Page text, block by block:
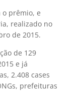
o prêmio, e
realizado no
de 2015.
de 129
e já
2.408 cases
prefeituras